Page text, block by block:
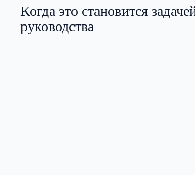
Когда это становится
руководства